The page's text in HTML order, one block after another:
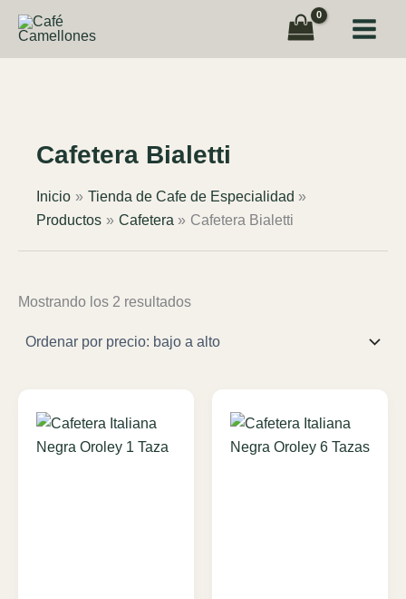
contenido
Cafetera Bialetti
Inicio
Tienda de Cafe de Especialidad
Productos
Cafetera Cafetera Bialetti
Mostrando los 2 resultadosOrdenado
bajo